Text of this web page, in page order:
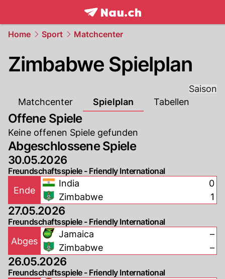
frontpage.NAU.ch
Home Sport Matchcenter
Zimbabwe Spielplan
Saison
Matchcenter
Spielplan Tabellen
Offene Spiele
Keine offenen Spiele gefunden
Abgeschlossene Spiele
30.05.2026
Freundschaftsspiele - Friendly International
Ende
India
Zimbabwe
0
1
27.05.2026
Freundschaftsspiele - Friendly International
Abges
Jamaica
Zimbabwe
–
–
26.05.2026
Freundschaftsspiele - Friendly International